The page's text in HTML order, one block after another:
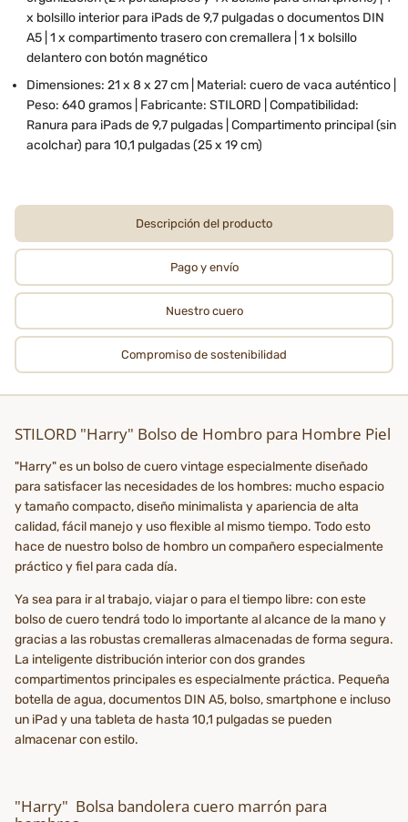
x bolsillo interior para iPads de 9,7 pulgadas o documentos DIN
A5 | 1 x compartimento trasero con cremallera | 1 x bolsillo
delantero con botón magnético
Dimensiones: 21 x 8 x 27 cm | Material: cuero de vaca auténtico |
Peso: 640 gramos | Fabricante: STILORD | Compatibilidad:
Ranura para iPads de 9,7 pulgadas | Compartimento principal (sin
acolchar) para 10,1 pulgadas (25 x 19 cm)
Descripción del producto
Pago y envío
Nuestro cuero
Compromiso de sostenibilidad
STILORD "Harry" Bolso de Hombro para Hombre Piel
"Harry" es un bolso de cuero vintage especialmente diseñado
para satisfacer las necesidades de los hombres: mucho espacio
y tamaño compacto, diseño minimalista y apariencia de alta
calidad, fácil manejo y uso flexible al mismo tiempo. Todo esto
hace de nuestro bolso de hombro un compañero especialmente
práctico y fiel para cada día.
Ya sea para ir al trabajo, viajar o para el tiempo libre: con este
bolso de cuero tendrá todo lo importante al alcance de la mano y
gracias a las robustas cremalleras almacenadas de forma segura.
La inteligente distribución interior con dos grandes
compartimentos principales es especialmente práctica. Pequeña
botella de agua, documentos DIN A5, bolso, smartphone e incluso
un iPad y una tableta de hasta 10,1 pulgadas se pueden
almacenar con estilo.
"Harry" Bolsa bandolera cuero marrón para